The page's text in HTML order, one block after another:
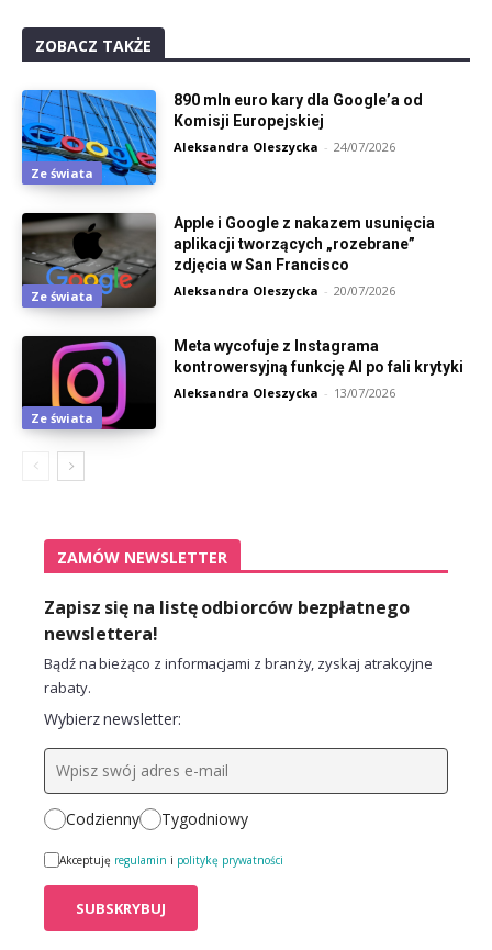
ZOBACZ TAKŻE
Ze świata
890 mln euro kary dla Google’a od
Komisji Europejskiej
Aleksandra Oleszycka - 24/07/2026
Ze świata
Apple i Google z nakazem usunięcia
aplikacji tworzących „rozebrane”
zdjęcia w San Francisco
Aleksandra Oleszycka - 20/07/2026
Ze świata
Meta wycofuje z Instagrama
kontrowersyjną funkcję AI po fali krytyki
Aleksandra Oleszycka - 13/07/2026
ZAMÓW NEWSLETTER
Zapisz się na listę odbiorców bezpłatnego
newslettera!
Bądź na bieżąco z informacjami z branży, zyskaj atrakcyjne
rabaty.
Wybierz newsletter:
Codzienny Tygodniowy
Akceptuję regulamin i politykę prywatności